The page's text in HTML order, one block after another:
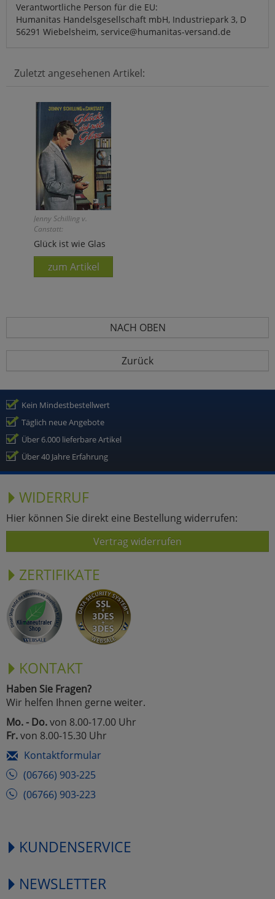
Verantwortliche Person für die EU:
Humanitas Handelsgesellschaft mbH, Industriepark 3, D
56291 Wiebelsheim, service@humanitas-versand.de
Zuletzt angesehenen Artikel:
Jenny Schilling v.
Canstatt:
Glück ist wie Glas
zum Artikel
NACH OBEN
Zurück
Kein Mindestbestellwert
Täglich neue Angebote
Über 6.000 lieferbare Artikel
Über 40 Jahre Erfahrung
WIDERRUF
Hier können Sie direkt eine Bestellung widerrufen:
Vertrag widerrufen
ZERTIFIKATE
KONTAKT
Haben Sie Fragen?
Wir helfen Ihnen gerne weiter.
Mo. - Do.von 8.00-17.00 Uhr
Fr.von 8.00-15.30 Uhr
Kontaktformular
(06766) 903-225
(06766) 903-223
KUNDENSERVICE
NEWSLETTER